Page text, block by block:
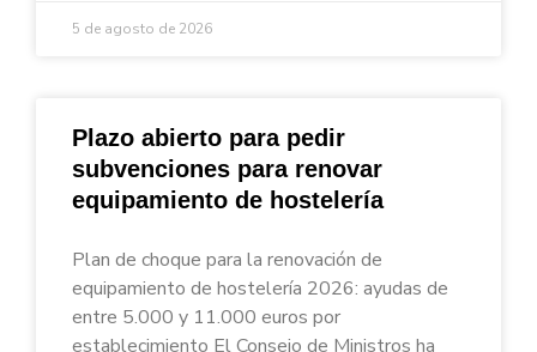
5 de agosto de 2026
Plazo abierto para pedir
subvenciones para renovar
equipamiento de hostelería
Plan de choque para la renovación de
equipamiento de hostelería 2026: ayudas de
entre 5.000 y 11.000 euros por
establecimiento El Consejo de Ministros ha